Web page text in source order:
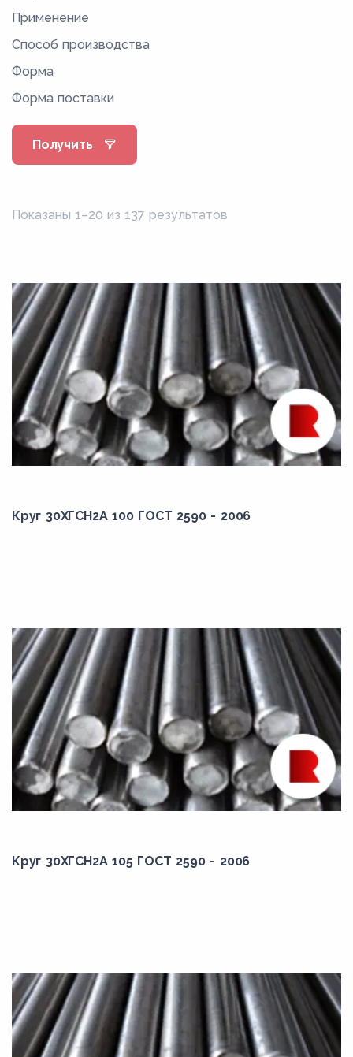
08кп
08пс
08Фкп
08Ю
09Г2
09Г2Д
0Н9
0Н9А
10Г2
10Г2Б
10Г2БД
10Г2С1
10Г2С1Д
10ХГСН1Д
10ХНДП
10ХСНД
11кп
11Х18М-ШД
12Г2
12Г2Б
12ГН2МФАЮ
12ХГН2МФБАЮ
12ХН
12ХН2
Применение
Способ производства
Форма
Форма поставки
Получить
Показаны 1–20 из 137 результатов
Круг 30ХГСН2А 100 ГОСТ 2590 - 2006
Круг 30ХГСН2А 105 ГОСТ 2590 - 2006